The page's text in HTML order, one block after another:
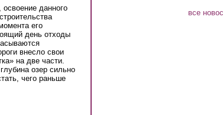
освоение данного
его
день отходы
внесло свои
на две части.
озер сильно
чего раньше
все